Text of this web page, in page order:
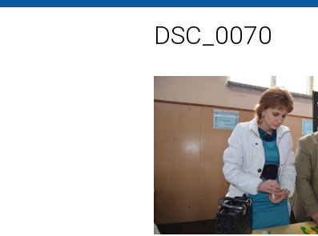
DSC_0070